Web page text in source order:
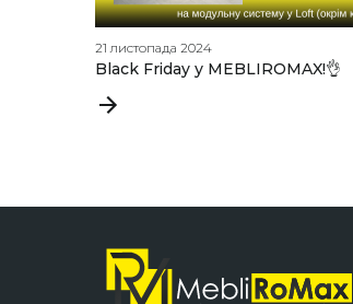
21 листопада 2024
Black Friday у MEBLIROMAX!👌